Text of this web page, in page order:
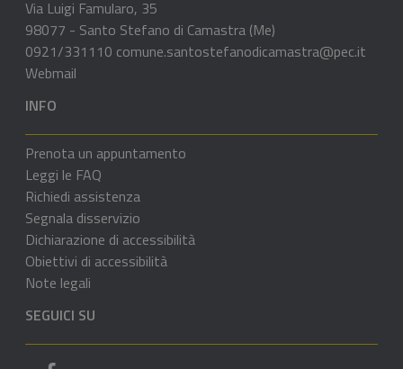
Via Luigi Famularo, 35
98077 - Santo Stefano di Camastra (Me)
0921/331110 comune.santostefanodicamastra@pec.it
Webmail
INFO
Prenota un appuntamento
Leggi le FAQ
Richiedi assistenza
Segnala disservizio
Dichiarazione di accessibilità
Obiettivi di accessibilità
Note legali
SEGUICI SU